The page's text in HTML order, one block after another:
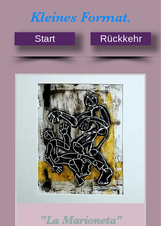
Kleines Format.
Start Rückkehr
"La Marioneta"